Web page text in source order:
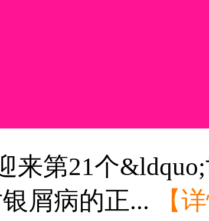
第21个&ldquo;
屑病的正...
【